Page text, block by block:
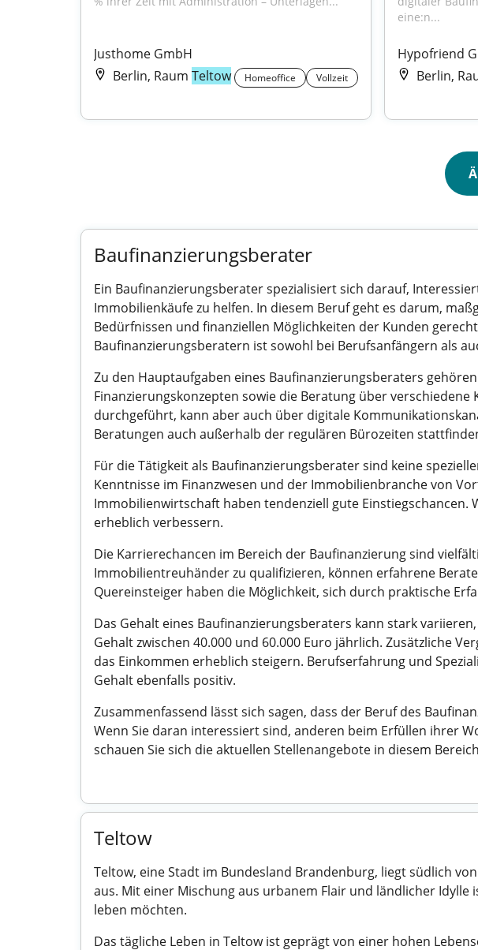
Justhome GmbH
Berlin, Raum Teltow Homeoffice Vollzeit
eine:n...
Hypofriend
Berlin,
Baufinanzierungsberater
Ein Baufinanzierungsberater spezialisiert sich darauf,
Immobilienkäufe zu helfen. In diesem Beruf geht es darum,
Bedürfnissen und finanziellen Möglichkeiten der Kunden
Baufinanzierungsberatern ist sowohl bei Berufsanfängern als
Zu den Hauptaufgaben eines Baufinanzierungsberaters
Finanzierungskonzepten sowie die Beratung über
durchgeführt, kann aber auch über digitale
Beratungen auch außerhalb der regulären Bürozeiten
Für die Tätigkeit als Baufinanzierungsberater sind keine
Kenntnisse im Finanzwesen und der Immobilienbranche von
Immobilienwirtschaft haben tendenziell gute
erheblich verbessern.
Die Karrierechancen im Bereich der Baufinanzierung sind
Immobilientreuhänder zu qualifizieren, können erfahrene
Quereinsteiger haben die Möglichkeit, sich durch praktische
Das Gehalt eines Baufinanzierungsberaters kann stark
Gehalt zwischen 40.000 und 60.000 Euro jährlich. Zusätzliche
das Einkommen erheblich steigern. Berufserfahrung und
Gehalt ebenfalls positiv.
Zusammenfassend lässt sich sagen, dass der Beruf des
Wenn Sie daran interessiert sind, anderen beim Erfüllen ihrer
schauen Sie sich die aktuellen Stellenangebote in diesem
Teltow
Teltow, eine Stadt im Bundesland Brandenburg, liegt südlich
aus. Mit einer Mischung aus urbanem Flair und ländlicher
leben möchten.
Das tägliche Leben in Teltow ist geprägt von einer hohen